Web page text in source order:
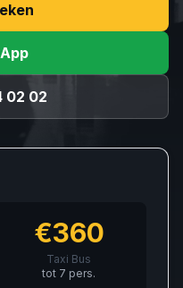
02 02
€360
Taxi Bus
tot 7 pers.